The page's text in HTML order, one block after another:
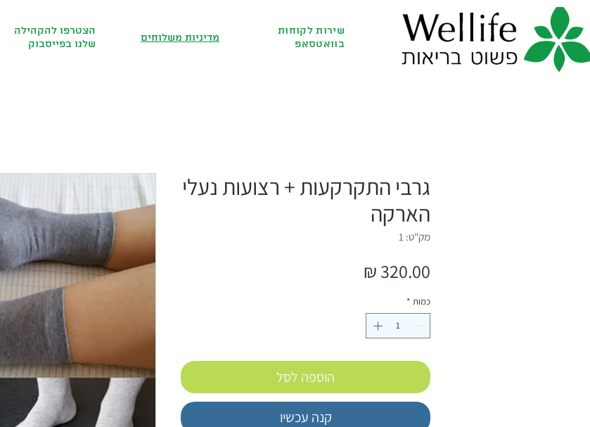
הצטרפו להקהילה
שלנו בפייסבוק
מדיניות משלוחים
שירות לקוחות
בוואטסאפ
גרבי התקרקעות + רצועות נעלי
הארקה
מק"ט: 1
כמות *
הוספה לסל
קנה עכשיו